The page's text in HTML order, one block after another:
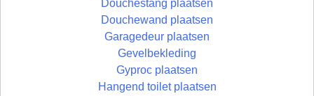
Douchestang plaatsen
Douchewand plaatsen
Garagedeur plaatsen
Gevelbekleding
Gyproc plaatsen
Hangend toilet plaatsen